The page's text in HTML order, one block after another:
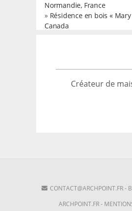
Normandie, France
» Résidence en bois « Mary
Canada
Créateur de
CONTACT@ARCHPOINT.FR-
ARCHPOINT.FR-